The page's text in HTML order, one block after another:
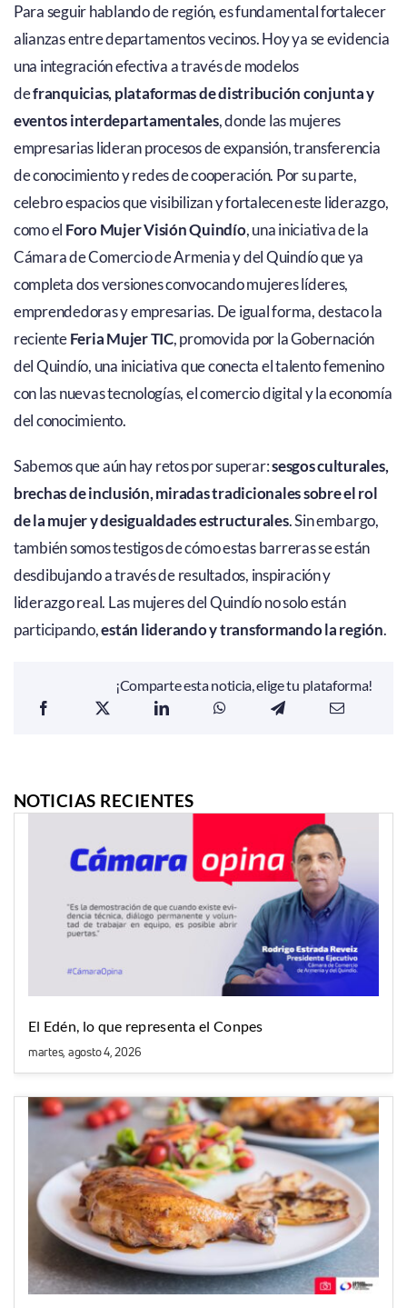
Para seguir hablando de región, es fundamental fortalecer
alianzas entre departamentos vecinos. Hoy ya se evidencia
una integración efectiva a través de modelos
defranquicias, plataformas de distribución conjunta y
eventos interdepartamentales, donde las mujeres
empresarias lideran procesos de expansión, transferencia
de conocimiento y redes de cooperación. Por su parte,
celebro espacios que visibilizan y fortalecen este liderazgo,
como el Foro Mujer Visión Quindío, una iniciativa de la
Cámara de Comercio de Armenia y del Quindío que ya
completa dos versiones convocando mujeres líderes,
emprendedoras y empresarias. De igual forma, destaco la
recienteFeria Mujer TIC, promovida por la Gobernación
del Quindío, una iniciativa que conecta el talento femenino
con las nuevas tecnologías, el comercio digital y la economía
del conocimiento.
Sabemos que aún hay retos por superar:sesgos culturales,
brechas de inclusión, miradas tradicionales sobre el rol
de la mujer y desigualdades estructurales. Sin embargo,
también somos testigos de cómo estas barreras se están
desdibujando a través de resultados, inspiración y
liderazgo real. Las mujeres del Quindío no solo están
participando,están liderando y transformando la región.
¡Comparte esta noticia, elige tu plataforma!
NOTICIAS RECIENTES
El Edén, lo que representa el Conpes
martes, agosto 4, 2026